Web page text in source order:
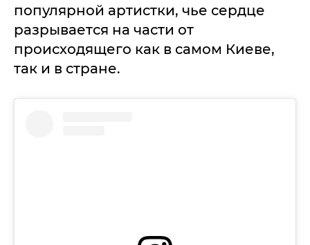
популярной артистки, чье сердце
разрывается на части от
происходящего как в самом Киеве,
так и в стране.